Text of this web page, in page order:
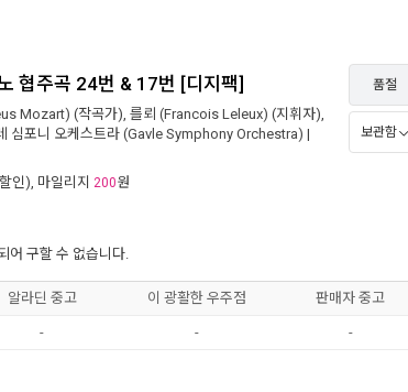
협주곡 24번 & 17번 [디지팩]
Mozart) (작곡가), 를뢰 (Francois Leleux) (지휘자),
심포니 오케스트라 (Gavle Symphony Orchestra) |
할인), 마일리지 200원
어 구할 수 없습니다.
품절
보관함
알라딘 중고 이 광활한 우주점 판매자 중고
- - -